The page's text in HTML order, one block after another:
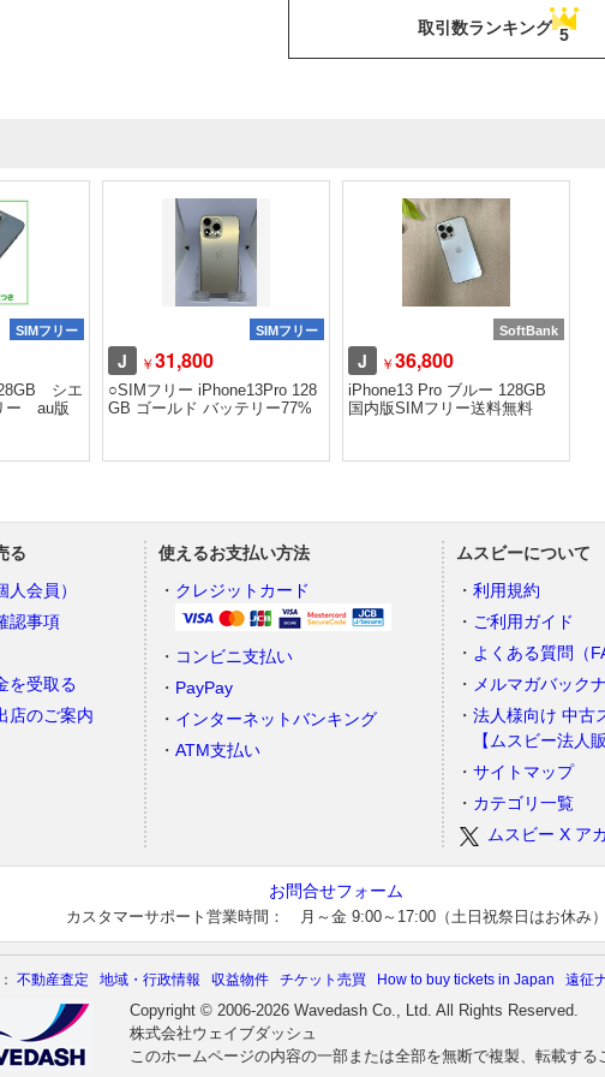
取引数ランキング 5
SIMフリー
シエ
ー au版
SIMフリー
J ￥31,800
○SIMフリー iPhone13Pro 128
GB ゴールド バッテリー77%
SoftBank
J ￥36,800
iPhone13 Pro ブルー 128GB
国内版SIMフリー送料無料
る
人会員）
認事項
を受取る
店のご案内
使えるお支払い方法
クレジットカード
コンビニ支払い
PayPay
インターネットバンキング
ATM支払い
ムスビーについて
利用規約
ご利用ガイド
よくある質問（
メルマガバック
法人様向け 中古
【ムスビー法人
サイトマップ
カテゴリ一覧
ムスビー X ア
お問合せフォーム
カスタマーサポート営業時間： 月～金 9:00～17:00（土日祝祭日はお休み）
不動産査定 地域・行政情報 収益物件 チケット売買 How to buy tickets in Japan 遠征
Copyright © 2006-2026 Wavedash Co., Ltd. All Rights Reserved.
株式会社ウェイブダッシュ
このホームページの内容の一部または全部を無断で複製、転載する